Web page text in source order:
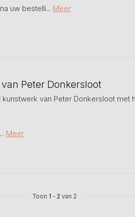
uw bestelli... Meer
Peter Donkersloot
van Peter Donkersloot met
Meer
Toon 1 - 2 van 2